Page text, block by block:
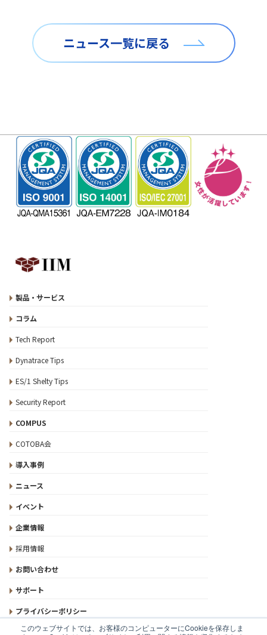
このウェブサイトでは、お客様のコンピューターにCookieを保存しま
ニュース一覧に戻る
製品・サービス
コラム
Tech Report
Dynatrace Tips
ES/1 Shelty Tips
Security Report
COMPUS
COTOBA会
導入事例
ニュース
イベント
企業情報
採用情報
お問い合わせ
サポート
プライバシーポリシー